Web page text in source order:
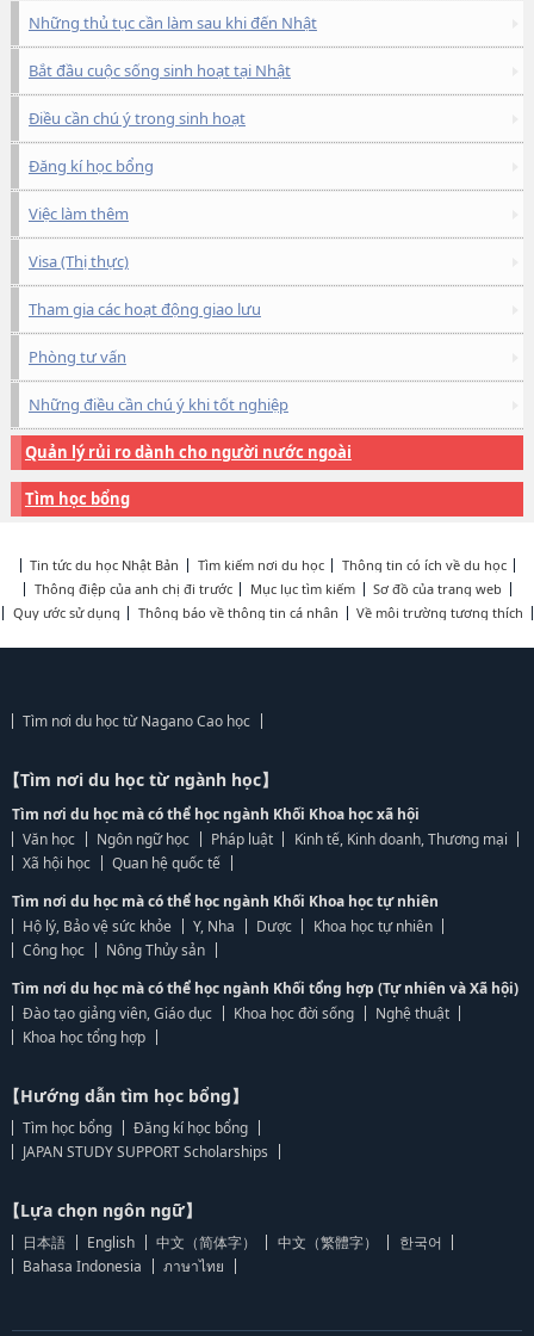
Những thủ tục cần làm sau khi đến Nhật
Bắt đầu cuộc sống sinh hoạt tại Nhật
Điều cần chú ý trong sinh hoạt
Đăng kí học bổng
Việc làm thêm
Visa (Thị thực)
Tham gia các hoạt động giao lưu
Phòng tư vấn
Những điều cần chú ý khi tốt nghiệp
Quản lý rủi ro dành cho người nước ngoài
Tìm học bổng
Tin tức du học Nhật Bản Tìm kiếm nơi du học
Thông tin có ích về du học
Thông điệp của anh chị đi trước
Mục lục tìm kiếm
Sơ đồ của trang web
Quy ước sử dụng
Thông báo về thông tin cá nhân Về môi trường tương thích
Tìm nơi du học từ Nagano Cao học
【Tìm nơi du học từ ngành học】
Tìm nơi du học mà có thể học ngành Khối Khoa học xã hội
Văn học
Ngôn ngữ học Pháp luật
Kinh tế, Kinh doanh, Thương mại
Xã hội học
Quan hệ quốc tế
Tìm nơi du học mà có thể học ngành Khối Khoa học tự nhiên
Hộ lý, Bảo vệ sức khỏe
Y, Nha Dược
Khoa học tự nhiên
Công học
Nông Thủy sản
Tìm nơi du học mà có thể học ngành Khối tổng hợp (Tự nhiên và Xã hội)
Đào tạo giảng viên, Giáo dục
Khoa học đời sống
Nghệ thuật
Khoa học tổng hợp
【Hướng dẫn tìm học bổng】
Tìm học bổng
Đăng kí học bổng
JAPAN STUDY SUPPORT Scholarships
【Lựa chọn ngôn ngữ】
日本語 English 中文（简体字） 中文（繁體字）
한국어
Bahasa Indonesia
ภาษาไทย